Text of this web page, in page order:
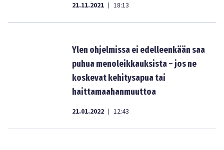
21.11.2021 | 18:13
Ylen ohjelmissa ei edelleenkään saa
puhua menoleikkauksista – jos ne
koskevat kehitysapua tai
haittamaahanmuuttoa
21.01.2022 | 12:43